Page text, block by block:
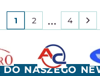
1 2 4
DO NASZEGO